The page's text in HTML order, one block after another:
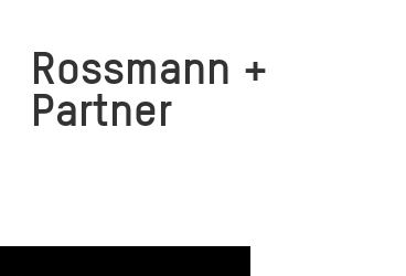
Rossmann +
Partner